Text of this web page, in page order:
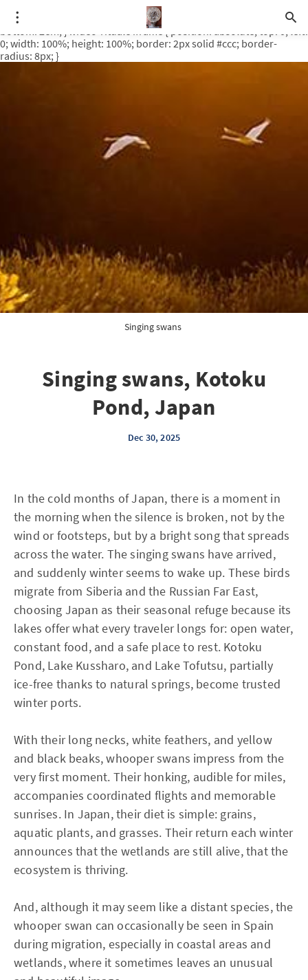
.video-rituale { position: relative; padding-bottom: 56.25%; /* 16:9
ratio */ height: 0; overflow: hidden; margin-top: 3em; margin-
bottom: 2em; } .video-rituale iframe { position: absolute; top: 0; left:
0; width: 100%; height: 100%; border: 2px solid #ccc; border-
radius: 8px; }
Singing swans
Singing swans, Kotoku
Pond, Japan
Dec 30, 2025
In the cold months of Japan, there is a moment in
the morning when the silence is broken, not by the
wind or footsteps, but by a bright song that spreads
across the water. The singing swans have arrived,
and suddenly winter seems to wake up. These birds
migrate from Siberia and the Russian Far East,
choosing Japan as their seasonal refuge because its
lakes offer what every traveler longs for: open water,
constant food, and a safe place to rest. Kotoku
Pond, Lake Kussharo, and Lake Tofutsu, partially
ice-free thanks to natural springs, become trusted
winter ports.
With their long necks, white feathers, and yellow
and black beaks, whooper swans impress from the
very first moment. Their honking, audible for miles,
accompanies coordinated flights and memorable
sunrises. In Japan, their diet is simple: grains,
aquatic plants, and grasses. Their return each winter
announces that the wetlands are still alive, that the
ecosystem is thriving.
And, although it may seem like a distant species, the
whooper swan can occasionally be seen in Spain
during migration, especially in coastal areas and
wetlands, where it sometimes leaves an unusual